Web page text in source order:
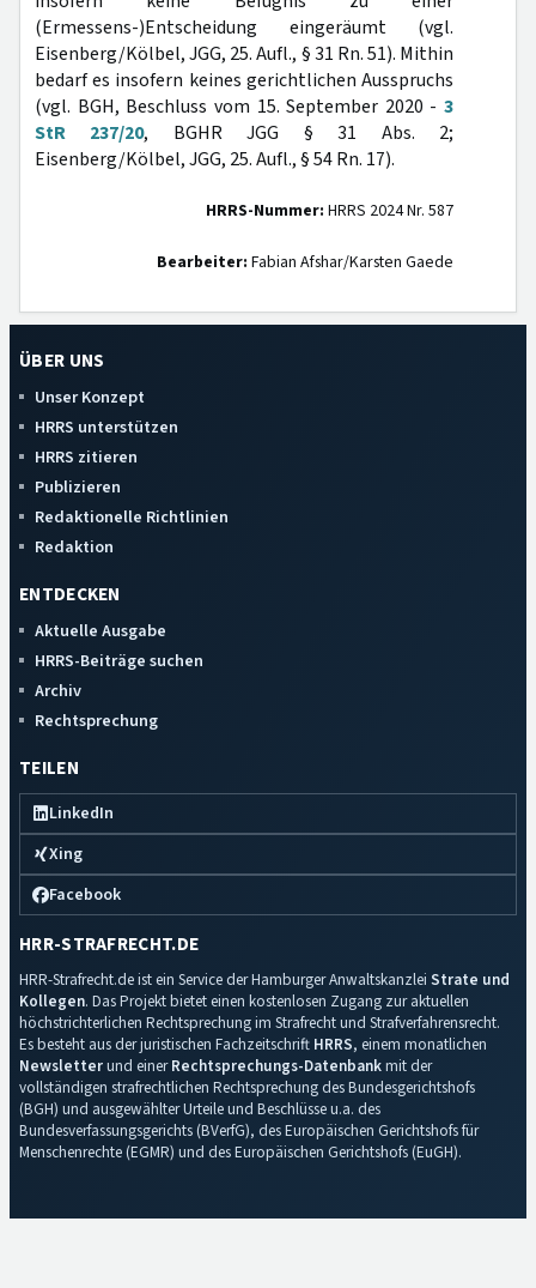
(Ermessens-)Entscheidung eingeräumt (vgl.
Eisenberg/Kölbel, JGG, 25. Aufl., § 31 Rn. 51). Mithin
bedarf es insofern keines gerichtlichen Ausspruchs
(vgl. BGH, Beschluss vom 15. September 2020 - 3
StR 237/20, BGHR JGG § 31 Abs. 2;
Eisenberg/Kölbel, JGG, 25. Aufl., § 54 Rn. 17).
HRRS-Nummer: HRRS 2024 Nr. 587
Bearbeiter: Fabian Afshar/Karsten Gaede
ÜBER UNS
Unser Konzept
HRRS unterstützen
HRRS zitieren
Publizieren
Redaktionelle Richtlinien
Redaktion
ENTDECKEN
Aktuelle Ausgabe
HRRS-Beiträge suchen
Archiv
Rechtsprechung
TEILEN
LinkedIn
Xing
Facebook
HRR-STRAFRECHT.DE
HRR-Strafrecht.de ist ein Service der Hamburger Anwaltskanzlei Strate und
Kollegen. Das Projekt bietet einen kostenlosen Zugang zur aktuellen
höchstrichterlichen Rechtsprechung im Strafrecht und Strafverfahrensrecht.
Es besteht aus der juristischen Fachzeitschrift HRRS, einem monatlichen
Newsletterund einerRechtsprechungs-Datenbankmit der
vollständigen strafrechtlichen Rechtsprechung des Bundesgerichtshofs
(BGH) und ausgewählter Urteile und Beschlüsse u.a. des
Bundesverfassungsgerichts (BVerfG), des Europäischen Gerichtshofs für
Menschenrechte (EGMR) und des Europäischen Gerichtshofs (EuGH).
Impressum·Datenschutz